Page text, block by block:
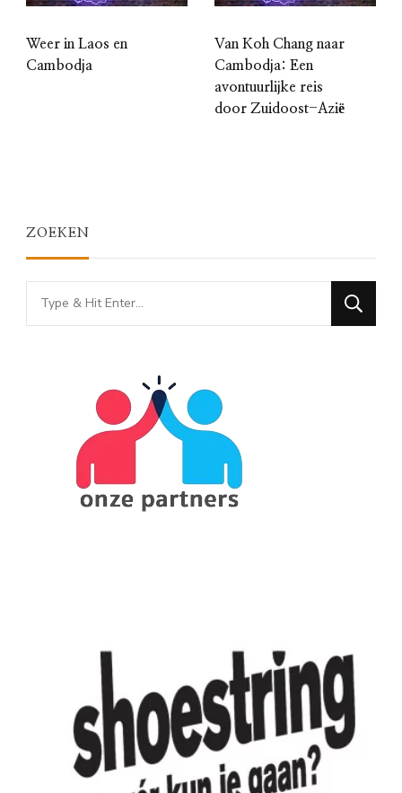
Weer in Laos en
Cambodja
Van Koh Chang naar
Cambodja: Een
avontuurlijke reis
door Zuidoost-Azië
ZOEKEN
Looking
for